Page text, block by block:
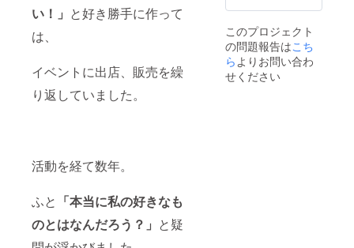
い！」 と好き勝手に作って
は、
イベントに出店、販売を繰
り返していました。
活動を経て数年。
ふと 「本当に私の好きなも
のとはなんだろう？」 と疑
このプロジェクト
の問題報告はこち
らよりお問い合わ
せください